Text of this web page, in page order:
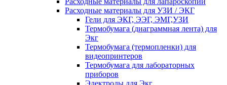
Расходные материалы для УЗИ / ЭКГ
Гели для ЭКГ, ЭЭГ, ЭМГ,УЗИ
Термобумага (диаграммная лента) для
Экг
Термобумага (термопленки) для
видеопринтеров
Термобумага для лабораторных
приборов